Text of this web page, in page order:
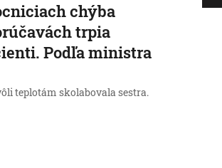
chýba
trpia
Podľa ministra
teplotám skolabovala sestra.